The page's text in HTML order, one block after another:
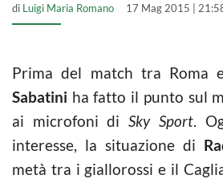
di Luigi Maria Romano 17 Mag 2015 |
Prima del match tra Roma
Sabatini ha fatto il punto sul
ai microfoni diSky Sport.
interesse, la situazione di
metà tra i giallorossi e il